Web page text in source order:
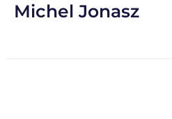
Michel Jonasz